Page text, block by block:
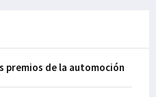
premios de la automoción